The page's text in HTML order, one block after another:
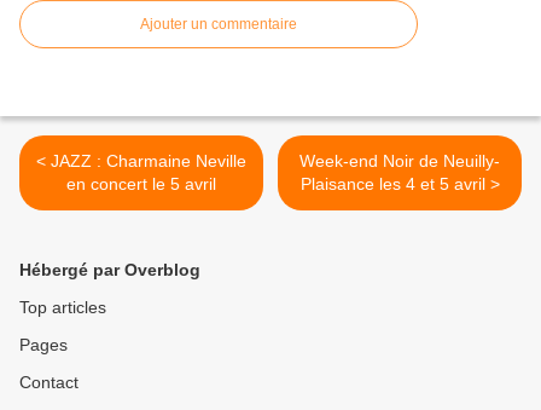
Ajouter un commentaire
< JAZZ : Charmaine Neville
en concert le 5 avril
Week-end Noir de Neuilly-
Plaisance les 4 et 5 avril >
Hébergé par Overblog
Top articles
Pages
Contact